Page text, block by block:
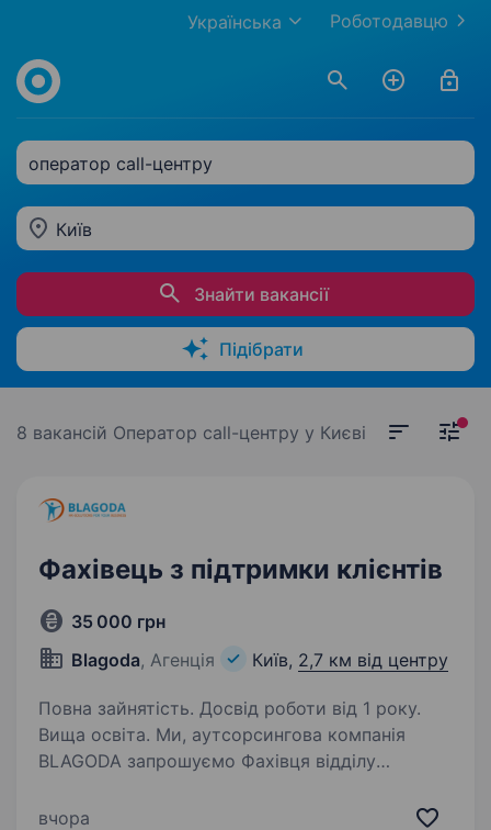
Роботодавцю
Українська
оператор call-центру
Київ
Знайти вакансії
Підібрати
8 вакансій Оператор call-центру у Києві
Фахівець з підтримки клієнтів
35 000 грн
Blagoda, Агенція Київ, 2,7 км від центру
Повна зайнятість. Досвід роботи від 1 року.
Вища освіта. Ми, аутсорсингова компанія
BLAGODA запрошуємо Фахівця відділу
до своєї команди. ФУНКЦІОНАЛЬНІ
вчора